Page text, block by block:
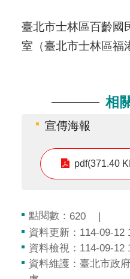
臺北市士林區百齡國
室（臺北市士林區福
相
宣傳海報
pdf(371.40
點閱數： 620
資料更新：114-09-12
資料檢視：114-09-12
資料維護：臺北市政